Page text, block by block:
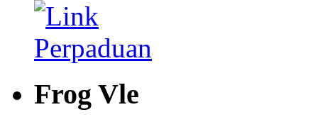
Frog Vle